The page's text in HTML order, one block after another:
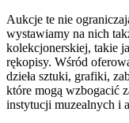
Aukcje te nie
wystawiamy na nich
kolekcjonerskiej, takie
rękopisy. Wśród
dzieła sztuki, grafiki,
które mogą wzbogacić
instytucji muzealnych i